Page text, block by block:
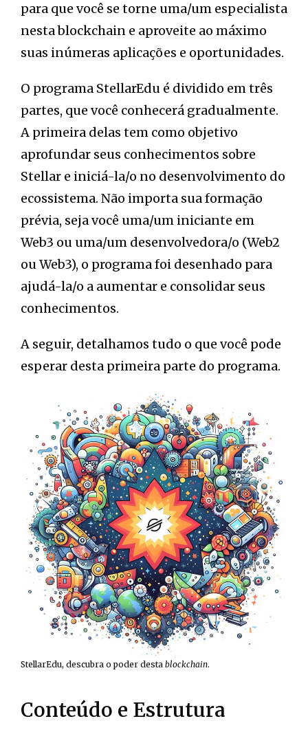
para que você se torne uma/um especialista
nesta blockchain e aproveite ao máximo
suas inúmeras aplicações e oportunidades.
O programa StellarEdu é dividido em três
partes, que você conhecerá gradualmente.
A primeira delas tem como objetivo
aprofundar seus conhecimentos sobre
Stellar e iniciá-la/o no desenvolvimento do
ecossistema. Não importa sua formação
prévia, seja você uma/um iniciante em
Web3 ou uma/um desenvolvedora/o (Web2
ou Web3), o programa foi desenhado para
ajudá-la/o a aumentar e consolidar seus
conhecimentos.
A seguir, detalhamos tudo o que você pode
esperar desta primeira parte do programa.
StellarEdu, descubra o poder desta blockchain.
Conteúdo e Estrutura